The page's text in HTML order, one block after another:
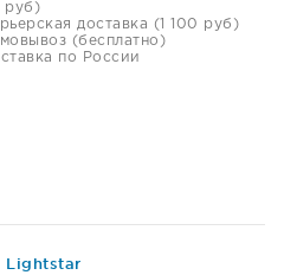
руб)
доставка (1 100 руб)
(бесплатно)
по России
Lightstar